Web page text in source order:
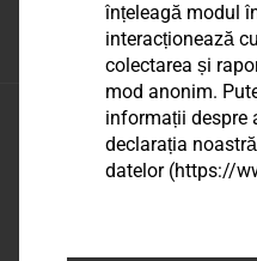
Partea superioara a
EJOT Romania
Șos. Comercială nr. 21
Com.Bradu, Sat
înțeleagă modul
interacționează
colectarea și
mod anonim.
informații despre
declarația
datelor (https://